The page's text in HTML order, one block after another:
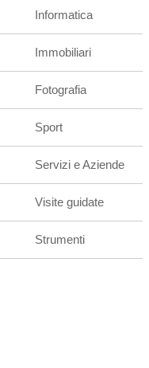
Informatica
Immobiliari
Fotografia
Sport
Servizi e Aziende
Visite guidate
Strumenti